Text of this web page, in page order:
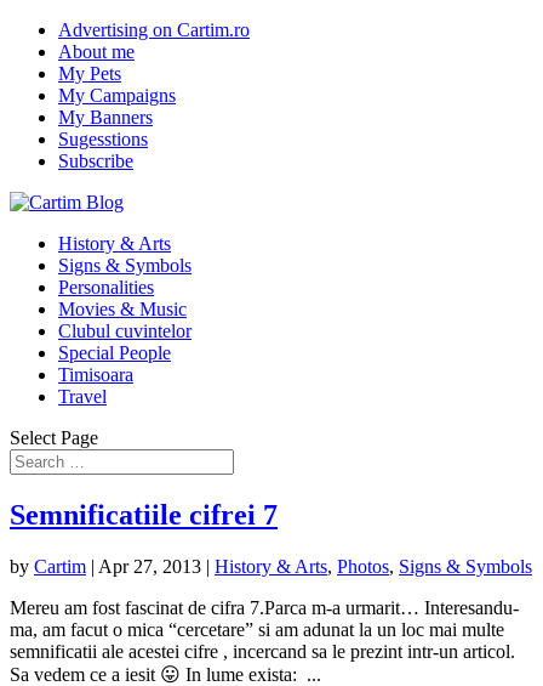
Advertising on Cartim.ro
About me
My Pets
My Campaigns
My Banners
Sugesstions
Subscribe
History & Arts
Signs & Symbols
Personalities
Movies & Music
Clubul cuvintelor
Special People
Timisoara
Travel
Select Page
Semnificatiile cifrei 7
by Cartim | Apr 27, 2013 | History & Arts, Photos, Signs & Symbols
Mereu am fost fascinat de cifra 7.Parca m-a urmarit… Interesandu-
ma, am facut o mica “cercetare” si am adunat la un loc mai multe
semnificatii ale acestei cifre , incercand sa le prezint intr-un articol.
Sa vedem ce a iesit 😛 In lume exista: ...